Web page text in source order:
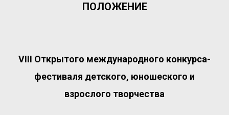
ПОЛОЖЕНИЕ
VIII Открытого международного конкурса-
фестиваля детского, юношеского и
взрослого творчества